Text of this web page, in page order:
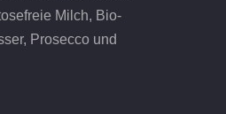
Milch, Bio-
Prosecco und